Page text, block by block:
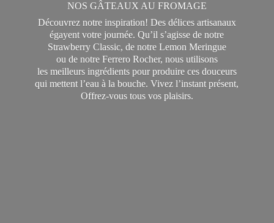
NOS GÂTEAUX AU FROMAGE
Découvrez notre inspiration! Des délices artisanaux
égayent votre journée. Qu’il s’agisse de notre
Strawberry Classic, de notre Lemon Meringue
ou de notre Ferrero Rocher, nous utilisons
les meilleurs ingrédients pour produire ces douceurs
qui mettent l’eau à la bouche. Vivez l’instant présent,
Offrez-vous tous vos plaisirs.